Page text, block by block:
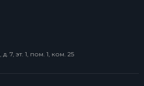
7, эт. 1, пом. 1, ком. 25